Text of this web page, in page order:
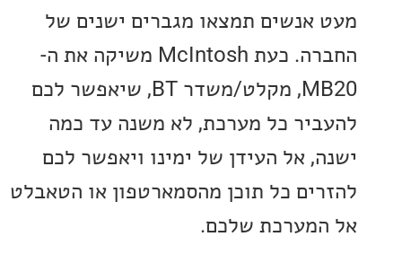
תמצאו מגברים ישנים של
החברה. כעת McIntosh משיקה את ה-
MB20, מקלט/משדר BT, שיאפשר לכם
כל מערכת, לא משנה עד כמה
אל העידן של ימינו ויאפשר לכם
כל תוכן מהסמארטפון או הטאבלט
שלכם.